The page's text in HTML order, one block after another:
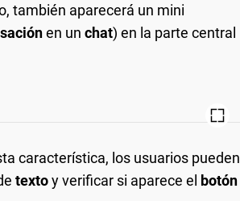
también aparecerá un mini
en un chat) en la parte central
característica, los usuarios pueden
textoy verificar si aparece el botón